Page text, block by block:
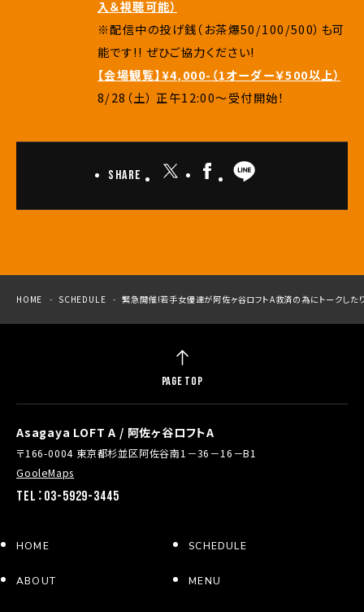
入＆視聴可能）
※配信中の投げ銭（お茶爆50/100/500）も可
能です!! ぜひご協力ください!
【会場観覧】¥4,000-（1オーダー￥500以上）
8/28（土） 正午12:00〜受付開始！
Share
HOME SCHEDULE 緊急開催!若手女優達が阿佐ヶ谷ロフトA救済の為にトークした
Asagaya LOFT A / 阿佐ヶ谷ロフトA
〒166-0004 東京都杉並区阿佐谷南1－36－16－B1
GooleMaps
TEL：03-5929-3445
HOME SCHEDULE
ABOUT MENU
PAGE TOP